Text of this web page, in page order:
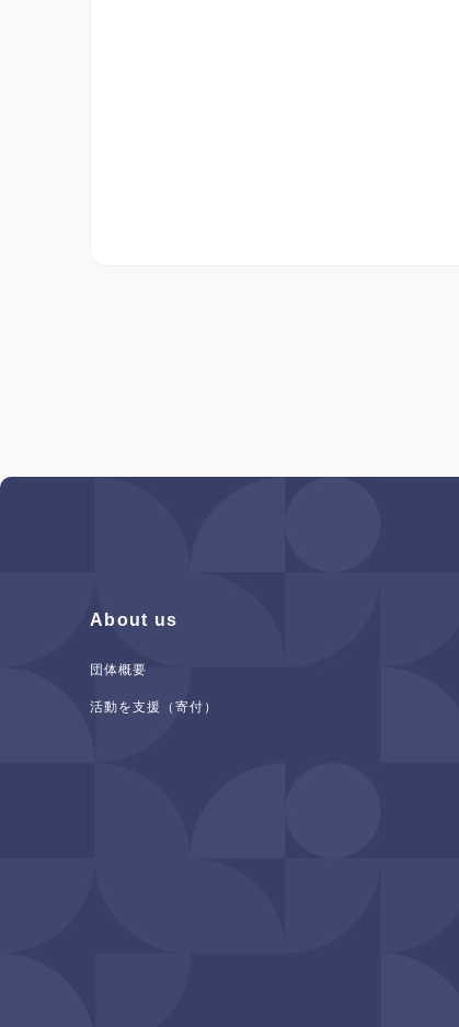
About us
団体概要
活動を支援（寄付）